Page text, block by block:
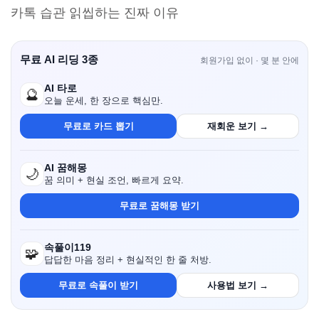
카톡 습관 읽씹하는 진짜 이유
무료 AI 리딩 3종 회원가입 없이 · 몇 분 안에
🔮 AI 타로
오늘 운세, 한 장으로 핵심만.
무료로 카드 뽑기 재회운 보기 →
🌙 AI 꿈해몽
꿈 의미 + 현실 조언, 빠르게 요약.
무료로 꿈해몽 받기
🧩 속풀이119
답답한 마음 정리 + 현실적인 한 줄 처방.
무료로 속풀이 받기 사용법 보기 →